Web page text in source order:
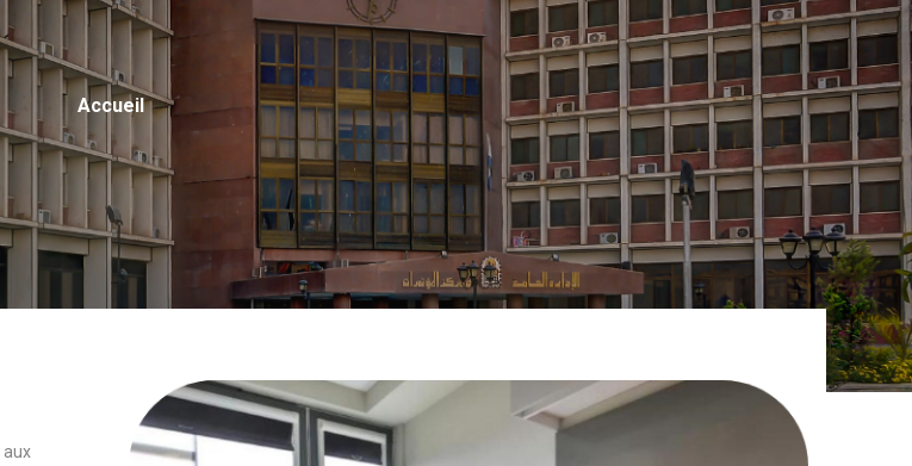
Fil
D'Ariane
Accueil
aux